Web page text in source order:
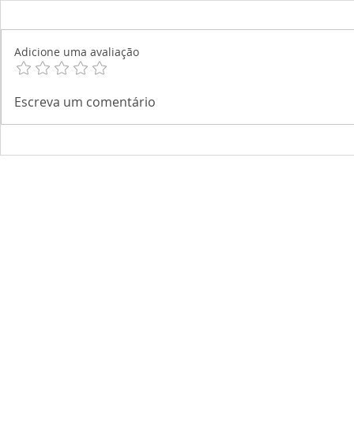
Adicione uma avaliação
Escreva um comentário